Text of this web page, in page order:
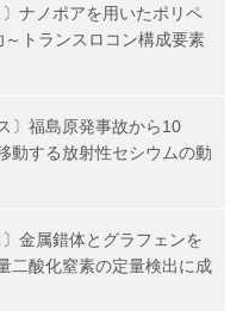
ナノポアを用いたポリペ
トランスロコン構成要素
〕福島原発事故から10
動する放射性セシウムの動
金属錯体とグラフェンを
二酸化窒素の定量検出に成